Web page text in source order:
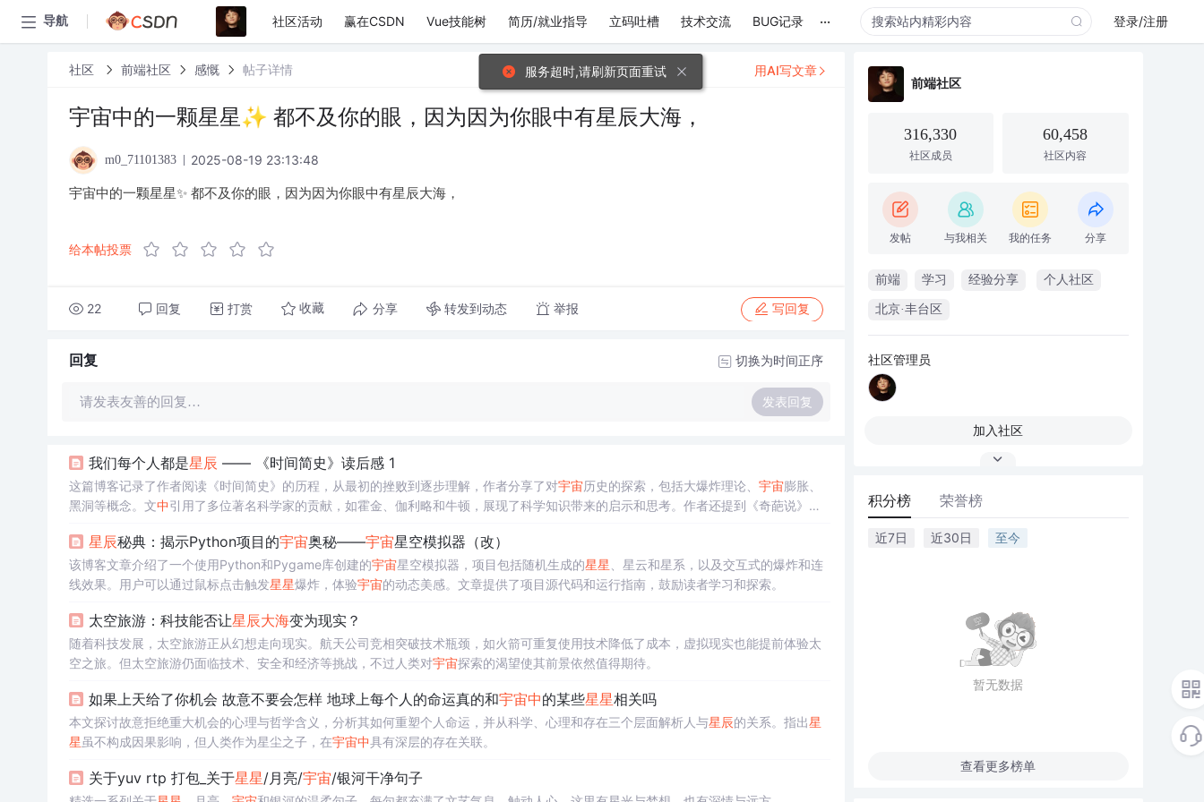
导航 社区活动 赢在CSDN Vue技能树 简历/就业指导 立码吐槽 技术交流 BUG记录 ... 登录/注册
社区 前端社区 感慨 帖子详情
宇宙中的一颗星星✨ 都不及你的眼，因为因为你眼中有星辰大海，
m0_71101383 2025-08-19 23:13:48
宇宙中的一颗星星✨ 都不及你的眼，因为因为你眼中有星辰大海，
给本帖投票
22 回复 打赏 收藏 分享 转发到动态 举报 写回复
用AI写文章
回复 切换为时间正序
请发表友善的回复… 发表回复
我们每个人都是星辰 —— 《时间简史》读后感 1
这篇博客记录了作者阅读《时间简史》的历程，从最初的挫败到逐步理解，作者分享了对宇宙历史的探索，包括大爆炸理论、 宇宙膨胀、
黑洞等概念。文中引用了多位著名科学家的贡献，如霍金、伽利略和牛顿，展现了科学知识带来的启示和思考。作者还提到《奇葩说》 中
星辰秘典：揭示Python项目的宇宙奥秘——宇宙星空模拟器（改）
该博客文章介绍了一个使用Python和Pygame库创建的宇宙星空模拟器，项目包括随机生成的星星 、星云和星系，以及交互式的爆炸和连
线效果。用户可以通过鼠标点击触发星星爆炸，体验宇宙的动态美感。文章提供了项目源代码和运行指南，鼓励读者学习和探索。
太空旅游：科技能否让星辰大海变为现实？
随着科技发展，太空旅游正从幻想走向现实。航天公司竞相突破技术瓶颈，如火箭可重复使用技术降低了成本，虚拟现实也能提前体验太
空之旅。但太空旅游仍面临技术、安全和经济等挑战，不过人类对宇宙探索的渴望使其前景依然值得期待。
如果上天给了你机会 故意不要会怎样 地球上每个人的命运真的和宇宙中的某些星星相关吗
本文探讨故意拒绝重大机会的心理与哲学含义，分析其如何重塑个人命运，并从科学、心理和存在三个层面解析人与星辰的关系。指出星
星虽不构成因果影响，但人类作为星尘之子，在宇宙中具有深层的存在关联。
关于yuv rtp 打包_关于星星/月亮/宇宙/银河干净句子
前端社区
316,330
社区成员
60,458
社区内容
发帖 与我相关 我的任务 分享
前端 学习 经验分享 个人社区
北京·丰台区
社区管理员
加入社区
积分榜 荣誉榜
近7日 近30日 至今
暂无数据
查看更多榜单
服务超时,请刷新页面重试